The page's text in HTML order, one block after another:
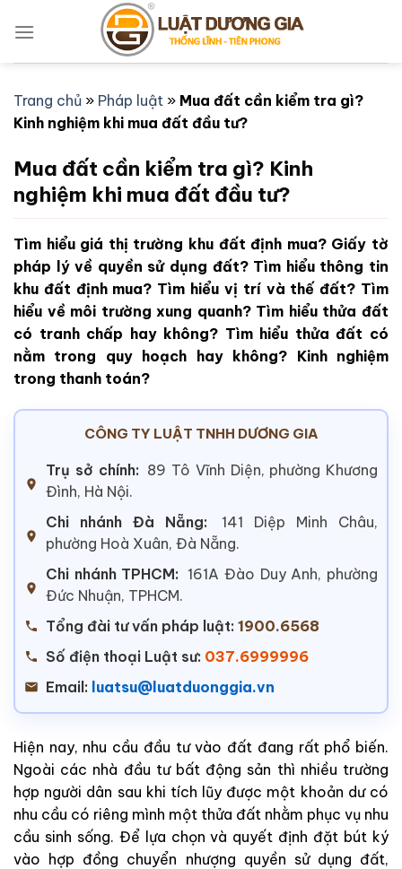
qua
Trang chủ » Pháp luật » Mua đất cần kiểm tra gì?
Kinh nghiệm khi mua đất đầu tư?
Mua đất cần kiểm tra gì? Kinh
nghiệm khi mua đất đầu tư?
Tìm hiểu giá thị trường khu đất định mua? Giấy tờ
pháp lý về quyền sử dụng đất? Tìm hiểu thông tin
khu đất định mua? Tìm hiểu vị trí và thế đất? Tìm
hiểu về môi trường xung quanh? Tìm hiểu thửa đất
có tranh chấp hay không? Tìm hiểu thửa đất có
nằm trong quy hoạch hay không? Kinh nghiệm
trong thanh toán?
CÔNG TY LUẬT TNHH DƯƠNG GIA
Trụ sở chính: 89 Tô Vĩnh Diện, phường Khương
Đình, Hà Nội.
Chi nhánh Đà Nẵng:
141 Diệp Minh Châu,
phường Hoà Xuân, Đà Nẵng.
Chi nhánh TPHCM: 161A Đào Duy Anh, phường
Đức Nhuận, TPHCM.
Tổng đài tư vấn pháp luật: 1900.6568
Số điện thoại Luật sư: 037.6999996
Email: luatsu@luatduonggia.vn
Hiện nay, nhu cầu đầu tư vào đất đang rất phổ biến.
Ngoài các nhà đầu tư bất động sản thì nhiều trường
hợp người dân sau khi tích lũy được một khoản dư có
nhu cầu có riêng mình một thửa đất nhằm phục vụ nhu
cầu sinh sống. Để lựa chọn và quyết định đặt bút ký
vào hợp đồng chuyển nhượng quyền sử dụng đất,